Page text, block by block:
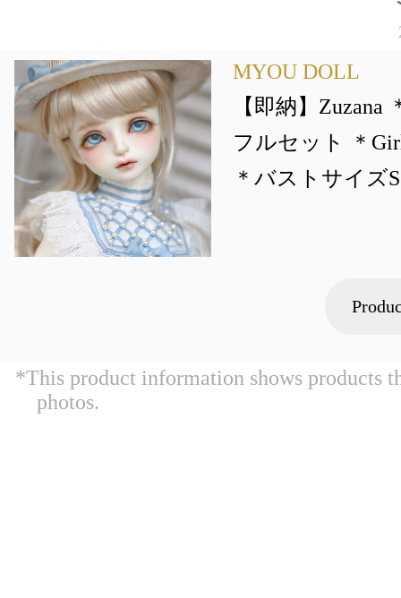
MYOU DOLL
【即納】
フルセット ＊
＊バストサイズS
*This product information shows products
photos.